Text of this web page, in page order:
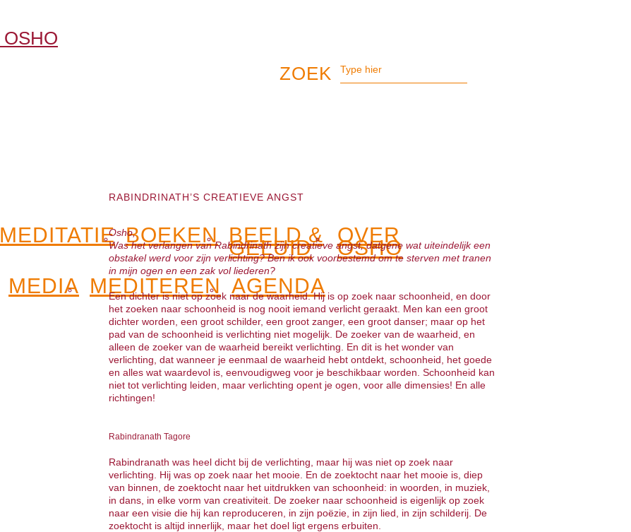
MEDITATIE BOEKEN BEELD &
GELUID
OVER
OSHO
MEDIA MEDITEREN AGENDA
RABINDRINATH’S CREATIEVE ANGST
Osho,
Was het verlangen van Rabindrinath zijn creatieve angst, datgene wat uiteindelijk een
obstakel werd voor zijn verlichting? Ben ik ook voorbestemd om te sterven met tranen
in mijn ogen en een zak vol liederen?
Een dichter is niet op zoek naar de waarheid. Hij is op zoek naar schoonheid, en door
het zoeken naar schoonheid is nog nooit iemand verlicht geraakt. Men kan een groot
dichter worden, een groot schilder, een groot zanger, een groot danser; maar op het
pad van de schoonheid is verlichting niet mogelijk. De zoeker van de waarheid, en
alleen de zoeker van de waarheid bereikt verlichting. En dit is het wonder van
verlichting, dat wanneer je eenmaal de waarheid hebt ontdekt, schoonheid, het goede
en alles wat waardevol is, eenvoudigweg voor je beschikbaar worden. Schoonheid kan
niet tot verlichting leiden, maar verlichting opent je ogen, voor alle dimensies! En alle
richtingen!
Rabindranath Tagore
Rabindranath was heel dicht bij de verlichting, maar hij was niet op zoek naar
verlichting. Hij was op zoek naar het mooie. En de zoektocht naar het mooie is, diep
van binnen, de zoektocht naar het uitdrukken van schoonheid: in woorden, in muziek,
in dans, in elke vorm van creativiteit. De zoeker naar schoonheid is eigenlijk op zoek
naar een visie die hij kan reproduceren, in zijn poëzie, in zijn lied, in zijn schilderij. De
zoektocht is altijd innerlijk, maar het doel ligt ergens erbuiten.